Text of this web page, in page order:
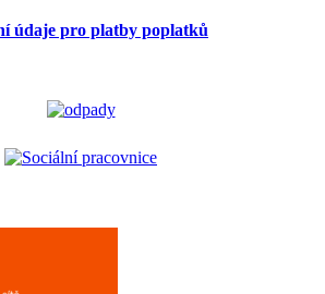
údaje pro platby poplatků